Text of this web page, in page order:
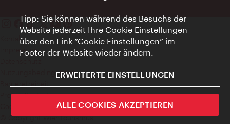
Kontakt
Impressum
Datenschutz
Nutzungsbedingungen
Presse-Kontakt
Cookie Einstellungen
© Copyright WienTourismus
Tipp: Sie können während des Besuchs der
Website jederzeit Ihre Cookie Einstellungen
über den Link “Cookie Einstellungen” im
Footer der Website wieder ändern.
ERWEITERTE EINSTELLUNGEN
ALLE COOKIES AKZEPTIEREN